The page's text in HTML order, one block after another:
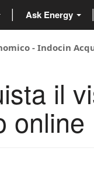
Ask Energy
- Indocin
il
online